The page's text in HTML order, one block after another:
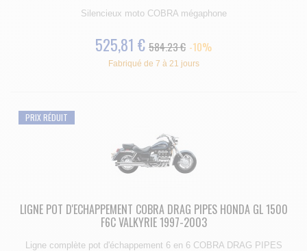
Silencieux moto COBRA mégaphone
525,81 € 584.23 € -10%
Fabriqué de 7 à 21 jours
PRIX RÉDUIT
LIGNE POT D'ECHAPPEMENT COBRA DRAG PIPES HONDA GL 1500
F6C VALKYRIE 1997-2003
Ligne complète pot d'échappement 6 en 6 COBRA DRAG PIPES